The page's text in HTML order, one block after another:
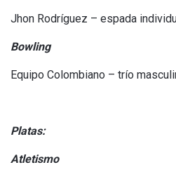
Jhon Rodríguez – espada
Bowling
Equipo Colombiano – trío
Platas:
Atletismo